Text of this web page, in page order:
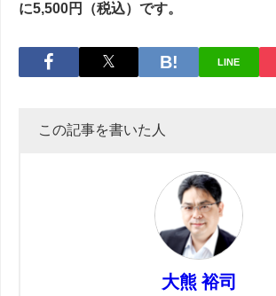
に5,500円（税込）です。
LINE
この記事を書いた人
大熊 裕司